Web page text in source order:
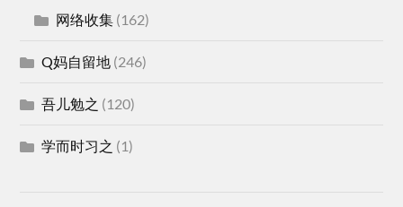
网络收集 (162)
Q妈自留地 (246)
吾儿勉之 (120)
学而时习之 (1)